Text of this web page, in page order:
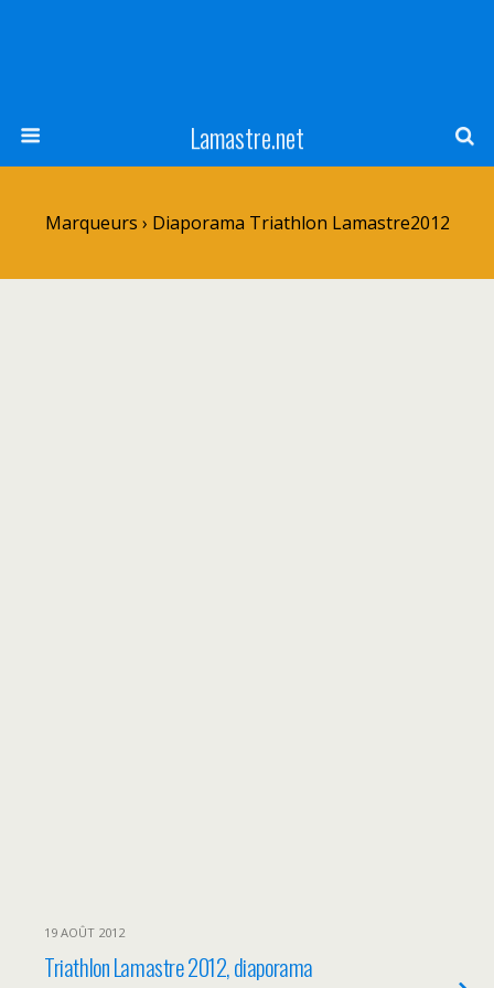
Lamastre.net
Marqueurs › Diaporama Triathlon Lamastre2012
19 AOÛT 2012
Triathlon Lamastre 2012, diaporama